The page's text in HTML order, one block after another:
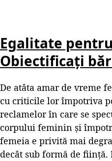
Egalitate
Obiectificați
De atâta amar de vreme
cu criticile lor împotriva
reclamelor în care se
corpului feminin și
femeia e privită mai
decât sub formă de ființă.